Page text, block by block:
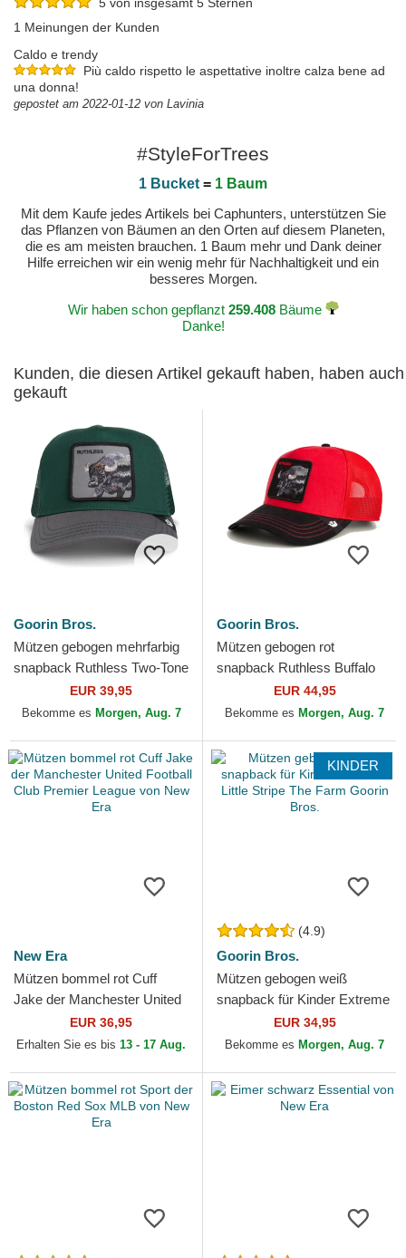
5 von insgesamt 5 Sternen
1 Meinungen der Kunden
Caldo e trendy
Più caldo rispetto le aspettative inoltre calza bene ad
una donna!
gepostet am 2022-01-12 von Lavinia
#StyleForTrees
1 Bucket = 1 Baum
Mit dem Kaufe jedes Artikels bei Caphunters, unterstützen Sie
das Pflanzen von Bäumen an den Orten auf diesem Planeten,
die es am meisten brauchen. 1 Baum mehr und Dank deiner
Hilfe erreichen wir ein wenig mehr für Nachhaltigkeit und ein
besseres Morgen.
Wir haben schon gepflanzt 259.408Bäume
Danke!
Kunden, die diesen Artikel gekauft haben, haben auch
gekauft
Goorin Bros.
Mützen gebogen mehrfarbig
snapback Ruthless Two-Tone
Buffalo Sport The Farm
Goorin Bros.
EUR 39,95
Bekomme es Morgen, Aug. 7
Goorin Bros.
Mützen gebogen rot
snapback Ruthless Buffalo
Suede The Farm Goorin
Bros.
EUR 44,95
Bekomme es Morgen, Aug. 7
New Era
Mützen bommel rot Cuff
Jake der Manchester United
Football Club Premier League
von New Era
EUR 36,95
Erhalten Sie es bis 13 - 17 Aug.
KINDER
(4.9)
Goorin Bros.
Mützen gebogen weiß
snapback für Kinder Extreme
Little Stripe The Farm Goorin
Bros.
EUR 34,95
Bekomme es Morgen, Aug. 7